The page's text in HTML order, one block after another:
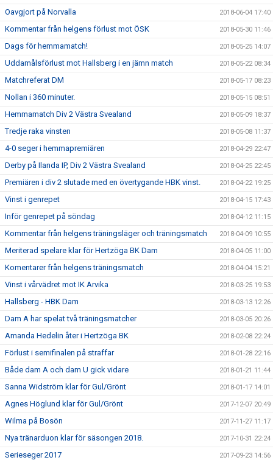
Oavgjort på Norvalla 2018-06-04 17:40
Kommentar från helgens förlust mot ÖSK 2018-05-30 11:46
Dags för hemmamatch! 2018-05-25 14:07
Uddamålsförlust mot Hallsberg i en jämn match 2018-05-22 08:34
Matchreferat DM 2018-05-17 08:23
Nollan i 360 minuter. 2018-05-15 08:51
Hemmamatch Div 2 Västra Svealand 2018-05-09 18:37
Tredje raka vinsten 2018-05-08 11:37
4-0 seger i hemmapremiären 2018-04-29 22:47
Derby på Ilanda IP, Div 2 Västra Svealand 2018-04-25 22:45
Premiären i div 2 slutade med en övertygande HBK vinst. 2018-04-22 19:25
Vinst i genrepet 2018-04-15 17:43
Inför genrepet på söndag 2018-04-12 11:15
Kommentar från helgens träningsläger och träningsmatch 2018-04-09 10:55
Meriterad spelare klar för Hertzöga BK Dam 2018-04-05 11:00
Komentarer från helgens träningsmatch 2018-04-04 15:21
Vinst i vårvädret mot IK Arvika 2018-03-25 19:53
Hallsberg - HBK Dam 2018-03-13 12:26
Dam A har spelat två träningsmatcher 2018-03-05 20:26
Amanda Hedelin åter i Hertzöga BK 2018-02-08 22:24
Förlust i semifinalen på straffar 2018-01-28 22:16
Både dam A och dam U gick vidare 2018-01-21 11:44
Sanna Widström klar för Gul/Grönt 2018-01-17 14:01
Agnes Höglund klar för Gul/Grönt 2017-12-07 20:49
Wilma på Bosön 2017-11-27 11:17
Nya tränarduon klar för säsongen 2018. 2017-10-31 22:24
Serieseger 2017 2017-09-23 14:56